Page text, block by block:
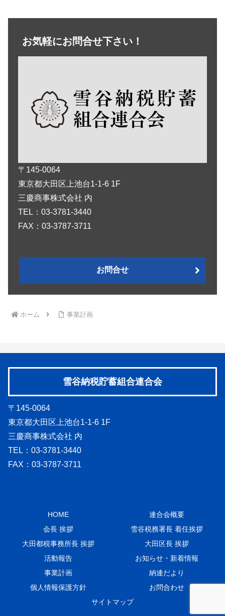
お気軽にお問合せ下さい！
〒145-0064
東京都大田区上池台1-1-6 1F
三慶商事株式会社 内
TEL：03-3781-3440
FAX：03-3787-3711
お問合せ
ホーム 事業計画
雪谷納税貯蓄組合連合会
〒145-0064
東京都大田区上池台1-1-6 1F
三慶商事株式会社 内
TEL：03-3781-3440
FAX：03-3787-3711
HOME
連合会概要
会長 挨拶
雪谷税務署長 着任挨拶
大田都税事務所長 挨拶
大田区長 挨拶
活動報告
お知らせ・新着情報
事業計画
納連だより
個人情報保護方針
お問合わせ
サイトマップ